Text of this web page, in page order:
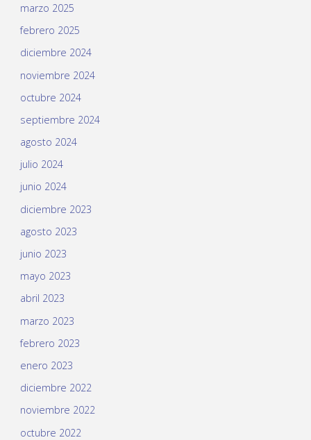
marzo 2025
febrero 2025
diciembre 2024
noviembre 2024
octubre 2024
septiembre 2024
agosto 2024
julio 2024
junio 2024
diciembre 2023
agosto 2023
junio 2023
mayo 2023
abril 2023
marzo 2023
febrero 2023
enero 2023
diciembre 2022
noviembre 2022
octubre 2022